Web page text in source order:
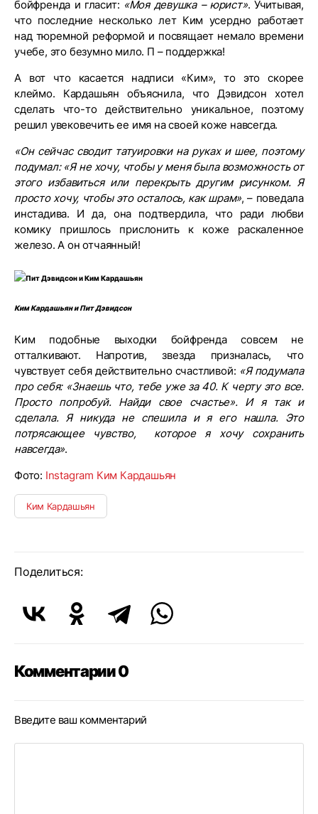
бойфренда и гласит: «Моя девушка – юрист». Учитывая,
что последние несколько лет Ким усердно работает
над тюремной реформой и посвящает немало времени
учебе, это безумно мило. П – поддержка!
А вот что касается надписи «Ким», то это скорее
клеймо. Кардашьян объяснила, что Дэвидсон хотел
сделать что-то действительно уникальное, поэтому
решил увековечить ее имя на своей коже навсегда.
«Он сейчас сводит татуировки на руках и шее, поэтому
подумал: «Я не хочу, чтобы у меня была возможность от
этого избавиться или перекрыть другим рисунком. Я
просто хочу, чтобы это осталось, как шрам», – поведала
инстадива. И да, она подтвердила, что ради любви
комику пришлось прислонить к коже раскаленное
железо. А он отчаянный!
Ким Кардашьян и Пит Дэвидсон
Ким подобные выходки бойфренда совсем не
отталкивают. Напротив, звезда призналась, что
чувствует себя действительно счастливой: «Я подумала
про себя: «Знаешь что, тебе уже за 40. К черту это все.
Просто попробуй. Найди свое счастье». И я так и
сделала. Я никуда не спешила и я его нашла. Это
потрясающее чувство, которое я хочу сохранить
навсегда».
Фото: Instagram Ким Кардашьян
Ким Кардашьян
Поделиться:
Комментарии 0
Введите ваш комментарий